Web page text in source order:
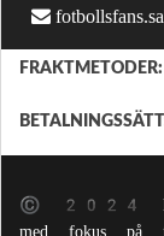
FRAKTMETODER:
© 2024
med fokus på